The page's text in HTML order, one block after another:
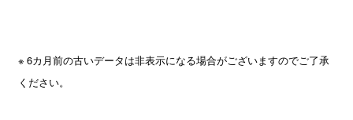
※ 6カ月前の古いデータは非表示になる場合がございますのでご了承
ください。